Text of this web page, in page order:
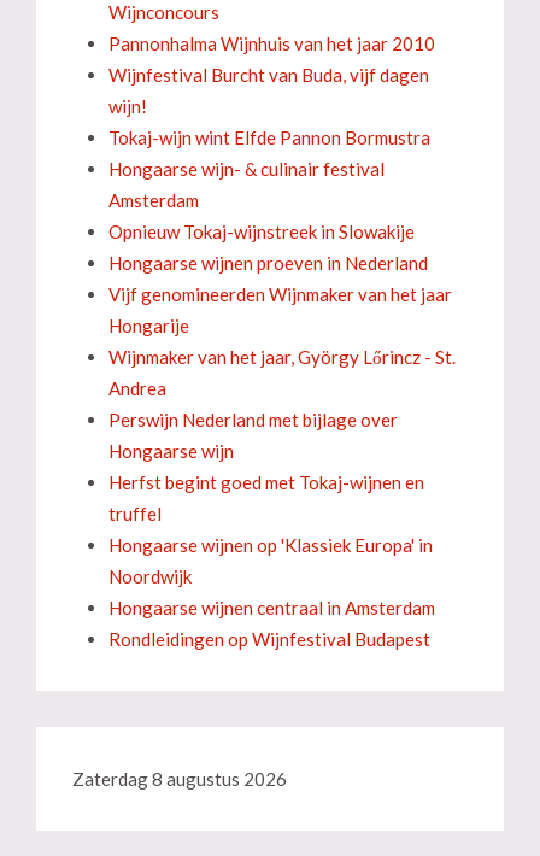
Wijnconcours
Pannonhalma Wijnhuis van het jaar 2010
Wijnfestival Burcht van Buda, vijf dagen
wijn!
Tokaj-wijn wint Elfde Pannon Bormustra
Hongaarse wijn- & culinair festival
Amsterdam
Opnieuw Tokaj-wijnstreek in Slowakije
Hongaarse wijnen proeven in Nederland
Vijf genomineerden Wijnmaker van het jaar
Hongarije
Wijnmaker van het jaar, György Lőrincz - St.
Andrea
Perswijn Nederland met bijlage over
Hongaarse wijn
Herfst begint goed met Tokaj-wijnen en
truffel
Hongaarse wijnen op 'Klassiek Europa' in
Noordwijk
Hongaarse wijnen centraal in Amsterdam
Rondleidingen op Wijnfestival Budapest
Zaterdag 8 augustus 2026